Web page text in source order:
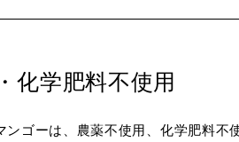
化学肥料不使用
ンゴーは、農薬不使用、化学肥料不